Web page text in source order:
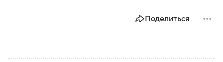
Поделиться